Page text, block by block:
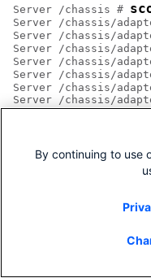
Server /chassis #
Server /chassis/
Server /chassis/
Server /chassis/
Server /chassis/
Server /chassis/
Server /chassis/
サーバをリブートして変
ーブルの場合、最大 16 個
By continuing to use